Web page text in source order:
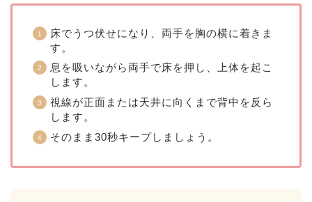
床でうつ伏せになり、両手を胸の横に着きま
す。
息を吸いながら両手で床を押し、上体を起こ
します。
視線が正面または天井に向くまで背中を反ら
します。
そのまま30秒キープしましょう。